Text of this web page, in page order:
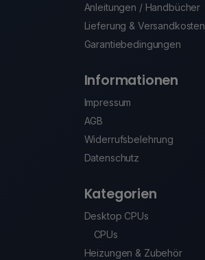
Anleitungen / Handbücher
Lieferung & Versandkosten
Garantiebedingungen
Informationen
Impressum
AGB
Widerrufsbelehrung
Datenschutz
Kategorien
Desktop CPUs
CPUs
Heizungen & Zubehör